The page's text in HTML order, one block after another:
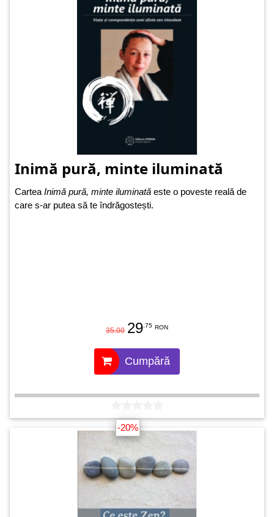
Inimă pură, minte iluminată
Cartea Inimă pură, minte iluminată este o poveste reală de
care s-ar putea să te îndrăgostești.
35.00 29 .75 RON
Cumpără
-20%